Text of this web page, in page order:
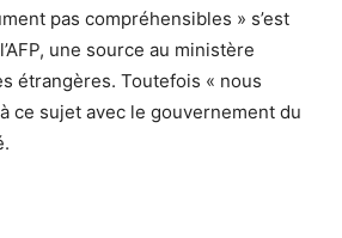
pas compréhensibles » s’est
une source au ministère
étrangères. Toutefois « nous
ce sujet avec le gouvernement du